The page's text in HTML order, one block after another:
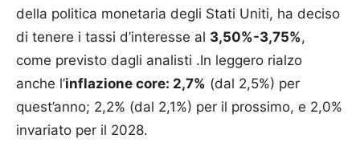
della politica monetaria degli Stati Uniti, ha deciso
di tenere i tassi d’interesse al 3,50%-3,75%,
come previsto dagli analisti .In leggero rialzo
anche l’inflazione core: 2,7% (dal 2,5%) per
quest’anno; 2,2% (dal 2,1%) per il prossimo, e 2,0%
invariato per il 2028.